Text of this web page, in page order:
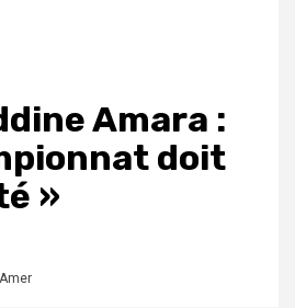
Amara :
doit
»